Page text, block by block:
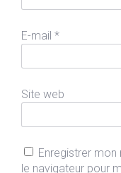
E-mail *
Site web
Enregistrer
le navigateur pour